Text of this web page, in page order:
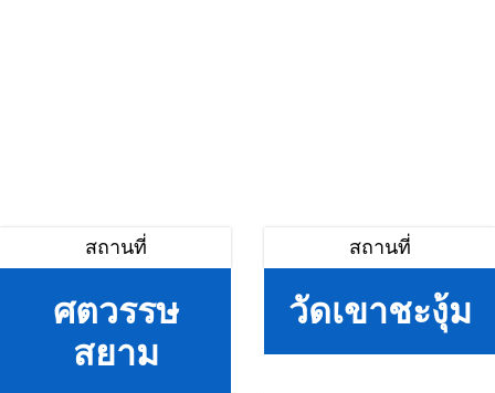
สถานที่
ศตวรรษ
สยาม
สถานที่
วัดเขาชะงุ้ม